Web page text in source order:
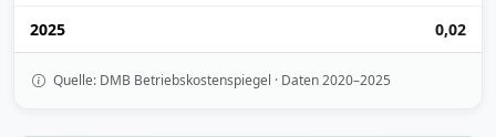
2025 0,02
Quelle: DMB Betriebskostenspiegel · Daten 2020–2025